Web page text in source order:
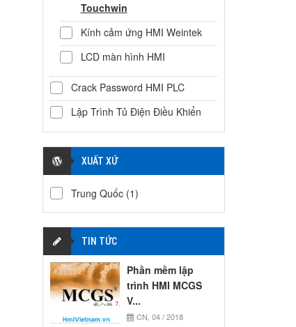
Touchwin
Kính cảm ứng HMI Weintek
LCD màn hình HMI
Crack Password HMI PLC
Lập Trình Tủ Điện Điều Khiển
XUẤT XỨ
Trung Quốc (1)
TIN TỨC
Phần mềm lập
trình HMI MCGS
V...
CN, 04 / 2018